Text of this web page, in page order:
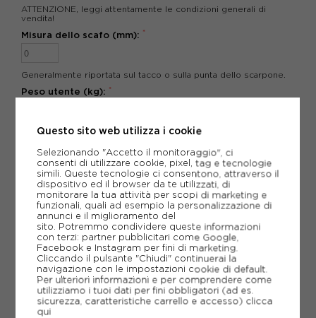
ATTENZIONE, leggi attentamente le condizioni generali di
vendita!
Misura dello scafo (mm): *
Generalmente riportata sul tacco o sulla punta dello scarpone.
Peso utente (kg): *
campi obbligatori
POTREBBERO INTERESSARTI ANCHE
SCI ED ATTACCHI ATOMIC
SCI ED ATTACCHI
ARTICOLI SPORTIVI ATOMIC
METODI DI PAGAMENTO
PIÙ INFORMAZIONI
SCHEDA TECNICA
Questo sito web utilizza i cookie
Selezionando "Accetto il monitoraggio", ci
consenti di utilizzare cookie, pixel, tag e tecnologie
simili. Queste tecnologie ci consentono, attraverso il
dispositivo ed il browser da te utilizzati, di
monitorare la tua attività per scopi di marketing e
funzionali, quali ad esempio la personalizzazione di
annunci e il miglioramento del
sito. Potremmo condividere queste informazioni
con terzi: partner pubblicitari come Google,
Facebook e Instagram per fini di marketing.
Cliccando il pulsante "Chiudi" continuerai la
navigazione con le impostazioni cookie di default.
Per ulteriori informazioni e per comprendere come
utilizziamo i tuoi dati per fini obbligatori (ad es.
sicurezza, caratteristiche carrello e accesso) clicca
qui